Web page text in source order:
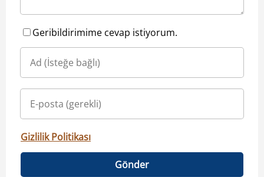
Geribildirimime cevap istiyorum.
Gizlilik Politikası
Gönder